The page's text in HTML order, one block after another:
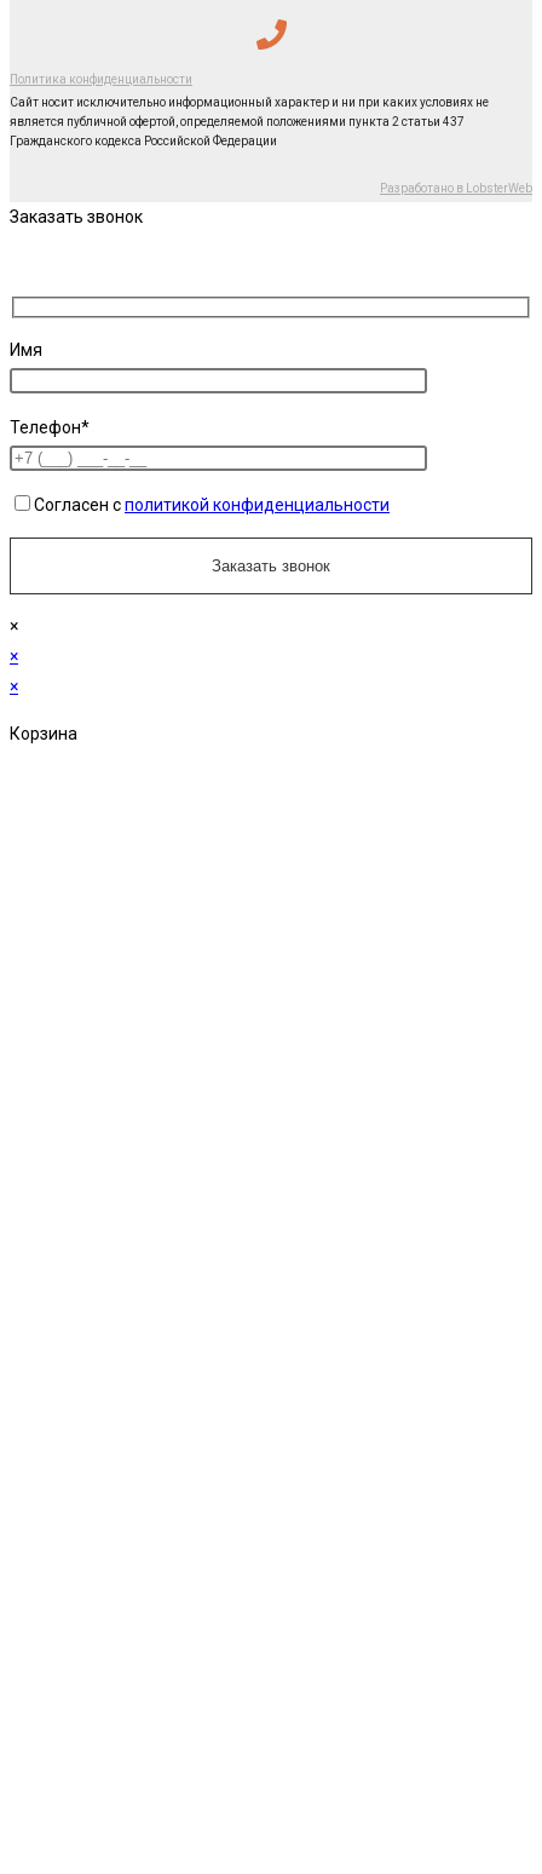
Политика конфиденциальности
Сайт носит исключительно информационный характер и ни при каких условиях не
является публичной офертой, определяемой положениями пункта 2 статьи 437
Гражданского кодекса Российской Федерации
Разработано в LobsterWeb
Заказать звонок
Имя
Телефон*
Согласен сполитикой конфиденциальности
×
×
×
Корзина